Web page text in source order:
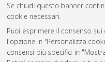
Se chiudi questo banner
cookie necessari.
Puoi esprimere il consenso
l'opzione in "Personalizza
consensi più specifici in
Atom
Rss 1.0
Rss 2.0